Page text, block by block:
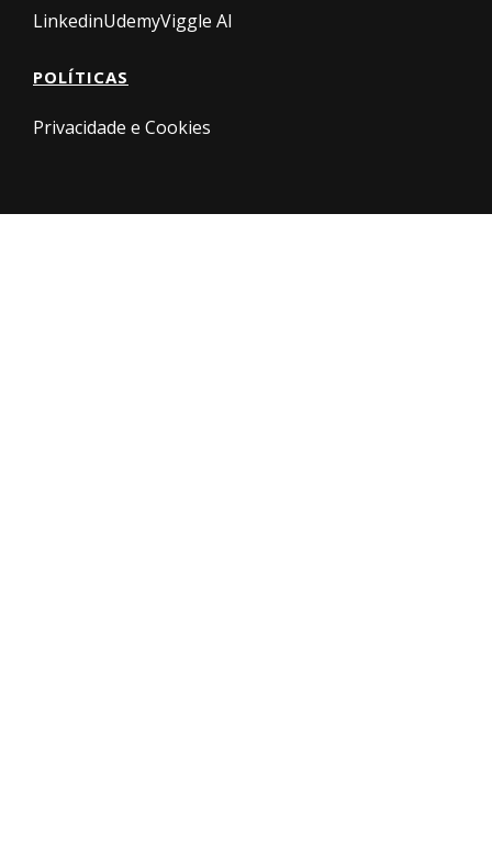
LinkedinUdemyViggle AI
POLÍTICAS
Privacidade e Cookies